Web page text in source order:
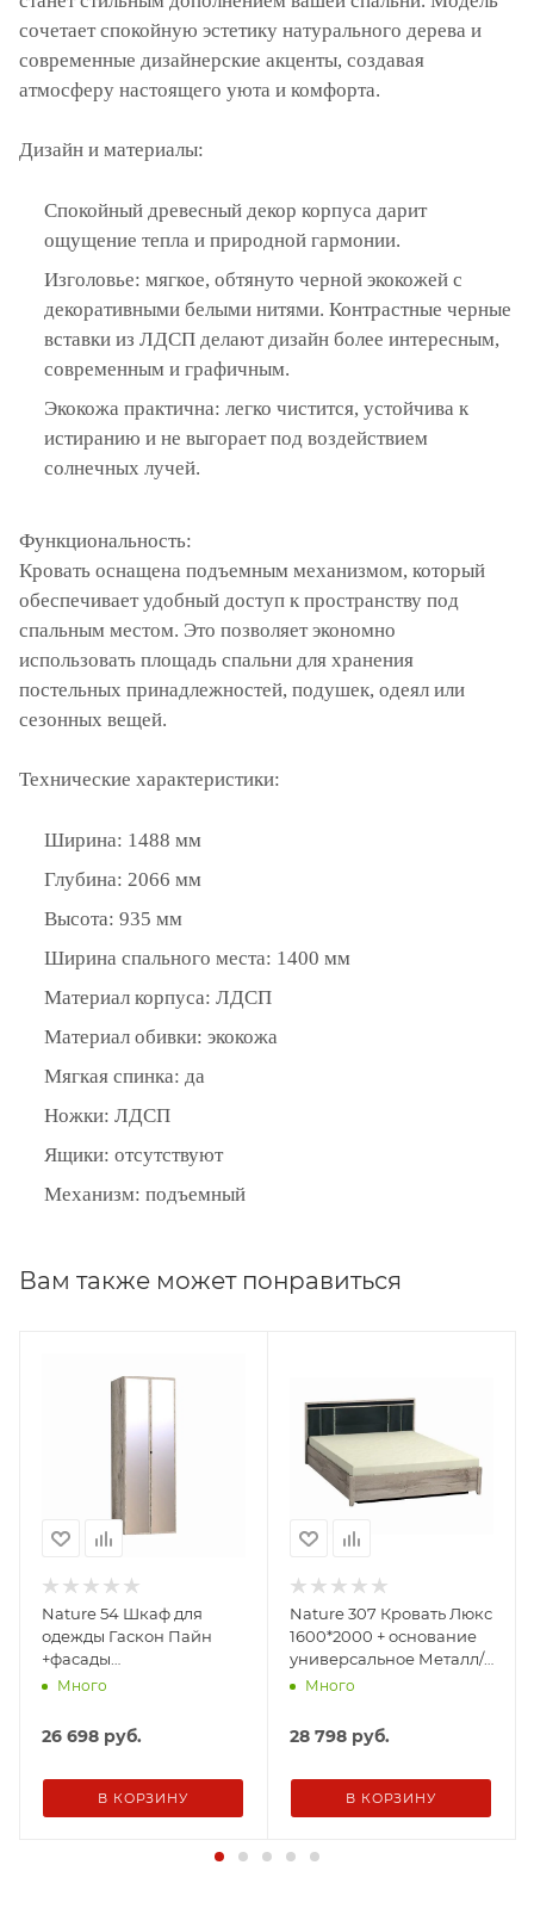
сочетает спокойную эстетику натурального дерева и
современные дизайнерские акценты, создавая
атмосферу настоящего уюта и комфорта.
Дизайн и материалы:
Спокойный древесный декор корпуса дарит
ощущение тепла и природной гармонии.
Изголовье: мягкое, обтянуто черной экокожей с
декоративными белыми нитями. Контрастные черные
вставки из ЛДСП делают дизайн более интересным,
современным и графичным.
Экокожа практична: легко чистится, устойчива к
истиранию и не выгорает под воздействием
солнечных лучей.
Функциональность:
Кровать оснащена подъемным механизмом, который
обеспечивает удобный доступ к пространству под
спальным местом. Это позволяет экономно
использовать площадь спальни для хранения
постельных принадлежностей, подушек, одеял или
сезонных вещей.
Технические характеристики:
Ширина: 1488 мм
Глубина: 2066 мм
Высота: 935 мм
Ширина спального места: 1400 мм
Материал корпуса: ЛДСП
Материал обивки: экокожа
Мягкая спинка: да
Ножки: ЛДСП
Ящики: отсутствуют
Механизм: подъемный
Вам также может понравиться
Nature 54 Шкаф для
одежды Гаскон Пайн
+фасады
Стандарт+Зеркало
Много
26 698 руб.
В КОРЗИНУ
Nature 307 Кровать Люкс
1600*2000 + основание
универсальное Металл/
Гаскон Пайн-Черный
Много
28 798 руб.
В КОРЗИНУ